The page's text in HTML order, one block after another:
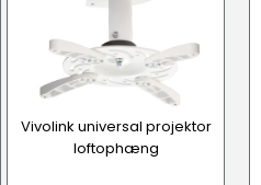
Vivolink universal projektor
loftophæng